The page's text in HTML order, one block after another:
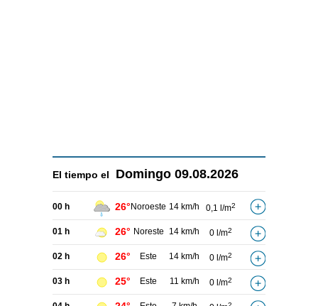
El tiempo el Domingo 09.08.2026
00 h 26° Noroeste 14 km/h 0,1 l/m2
01 h 26° Noreste 14 km/h 0 l/m2
02 h 26° Este 14 km/h 0 l/m2
03 h 25° Este 11 km/h 0 l/m2